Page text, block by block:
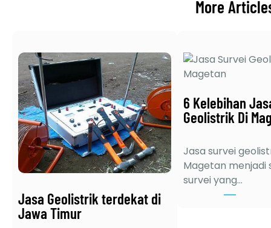
More
Jasa Geolistrik terdekat di
Jawa Timur
6 Kelebihan
Geolistrik Di
Jasa survei
Magetan menjadi
survei yang…